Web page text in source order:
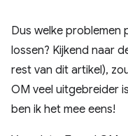
Dus welke problemen
lossen? Kijkend naar
rest van dit artikel),
OM veel uitgebreider
ben ik het mee eens!